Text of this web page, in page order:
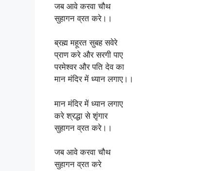
जब आवे करवा चौथ
सुहागन व्रत करे।।
ब्रह्म महूरत सुबह सवेरे
प्राण करे और सरगी पाए
परमेश्वर और पति देव का
मान मंदिर में ध्यान लगाए।।
मान मंदिर में ध्यान लगाए
करे श्रद्धा से शृंगार
सुहागन व्रत करे।।
जब आवे करवा चौथ
सुहागन व्रत करे